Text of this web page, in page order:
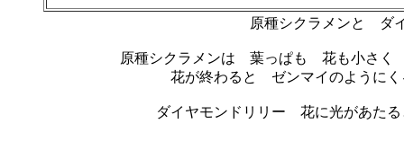
原種シクラメンと ダ
原種シクラメンは 葉っぱも 花も小さく
花が終わると ゼンマイのように
ダイヤモンドリリー 花に光があた